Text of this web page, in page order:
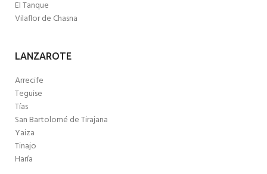
El Tanque
Vilaflor de Chasna
LANZAROTE
Arrecife
Teguise
Tías
San Bartolomé de Tirajana
Yaiza
Tinajo
Haría